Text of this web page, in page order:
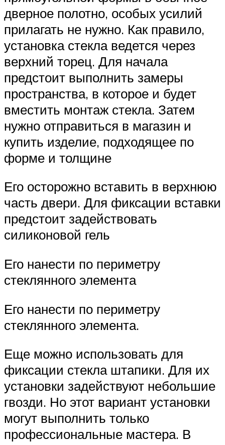
дверное полотно, особых усилий
прилагать не нужно. Как правило,
установка стекла ведется через
верхний торец. Для начала
предстоит выполнить замеры
пространства, в которое и будет
вместить монтаж стекла. Затем
нужно отправиться в магазин и
купить изделие, подходящее по
форме и толщине
Его осторожно вставить в верхнюю
часть двери. Для фиксации вставки
предстоит задействовать
силиконовой гель
Его нанести по периметру
стеклянного элемента
Его нанести по периметру
стеклянного элемента.
Еще можно использовать для
фиксации стекла штапики. Для их
установки задействуют небольшие
гвозди. Но этот вариант установки
могут выполнить только
профессиональные мастера. В